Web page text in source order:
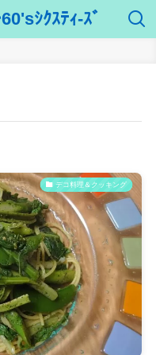
ｼｸｽﾃｨ-ｽﾞ
デコ料理＆クッキング